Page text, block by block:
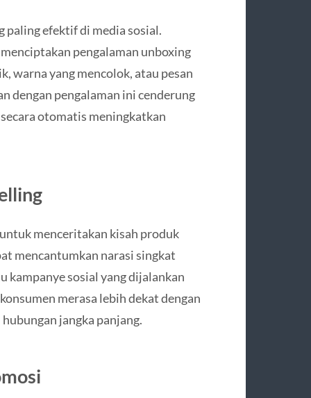
paling efektif di media sosial.
pengalaman unboxing
warna yang mencolok, atau pesan
dengan pengalaman ini cenderung
otomatis meningkatkan
menceritakan kisah produk
mencantumkan narasi singkat
kampanye sosial yang dijalankan
merasa lebih dekat dengan
jangka panjang.